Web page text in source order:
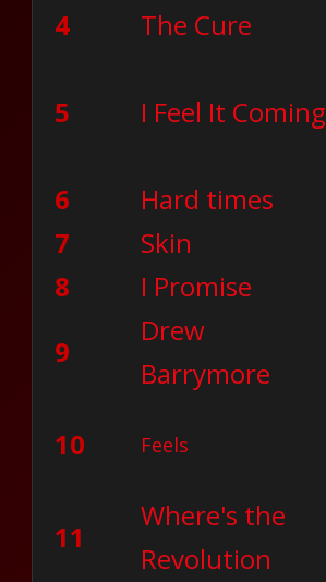
4
The Cure
5 I Feel It Coming
6
Hard times
7
Skin
8
I Promise
9
Drew
Barrymore
10 Feels
11
Where's the
Revolution